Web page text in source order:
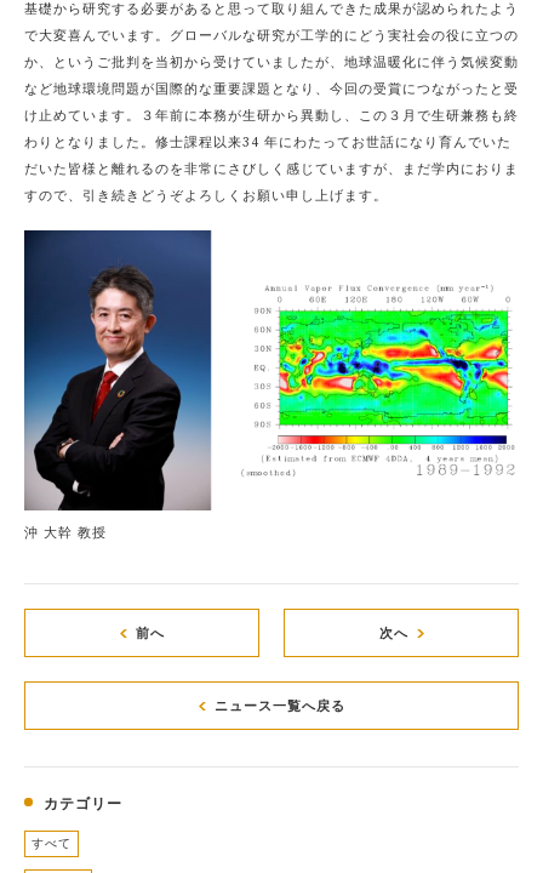
基礎から研究する必要があると思って取り組んできた成果が認められたよう
で大変喜んでいます。グローバルな研究が工学的にどう実社会の役に立つの
か、というご批判を当初から受けていましたが、地球温暖化に伴う気候変動
など地球環境問題が国際的な重要課題となり、今回の受賞につながったと受
け止めています。３年前に本務が生研から異動し、この３月で生研兼務も終
わりとなりました。修士課程以来34 年にわたってお世話になり育んでいた
だいた皆様と離れるのを非常にさびしく感じていますが、まだ学内におりま
すので、引き続きどうぞよろしくお願い申し上げます。
沖 大幹 教授
前へ 次へ
ニュース一覧へ戻る
カテゴリー
すべて